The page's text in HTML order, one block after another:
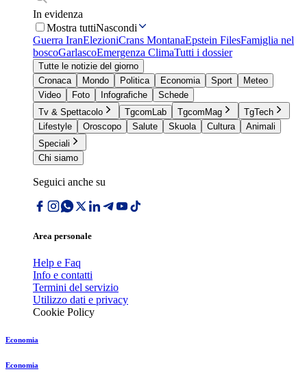
In evidenza
Mostra tuttiNascondi
Guerra IranElezioniCrans MontanaEpstein FilesFamiglia nel
boscoGarlascoEmergenza ClimaTutti i dossier
Tutte le notizie del giorno
Cronaca
Mondo Politica Economia Sport
Meteo
Video
Foto Infografiche
Schede
Tv & Spettacolo
TgcomLab TgcomMag
TgTech
Lifestyle
Oroscopo Salute Skuola Cultura
Animali
Speciali
Chi siamo
Seguici anche su
Area personale
Help e Faq
Info e contatti
Termini del servizio
Utilizzo dati e privacy
Cookie Policy
Economia
Economia